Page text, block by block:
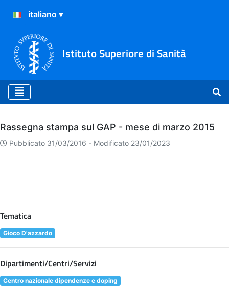
Istituto Superiore di Sanità
Archivio
Rassegna stampa sul GAP - mese di marzo 2015
Pubblicato 31/03/2016 - Modificato 23/01/2023
Tematica
Gioco D'azzardo
Dipartimenti/Centri/Servizi
Centro nazionale dipendenze e doping